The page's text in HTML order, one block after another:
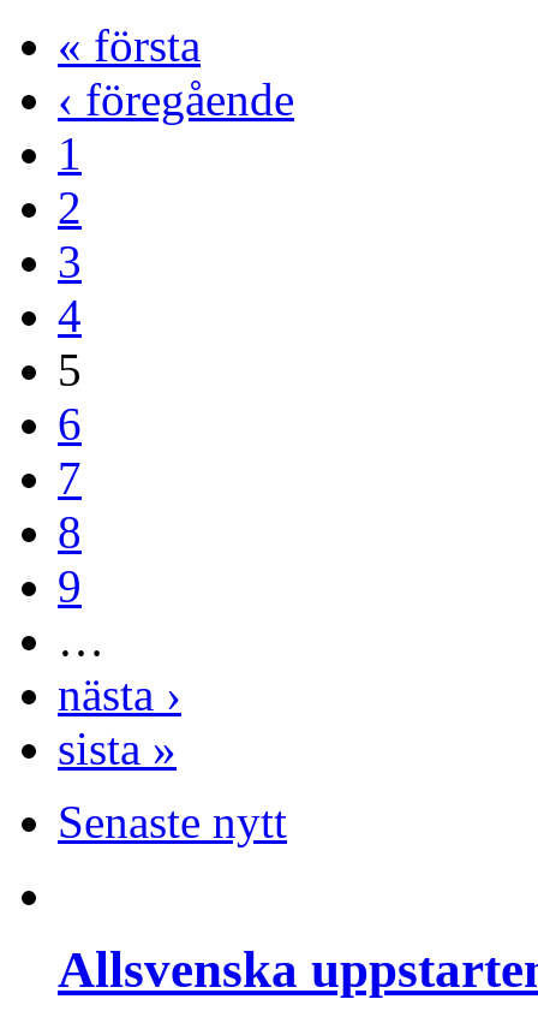
« första
‹ föregående
1
2
3
4
5
6
7
8
9
…
nästa ›
sista »
Senaste nytt
Allsvenska